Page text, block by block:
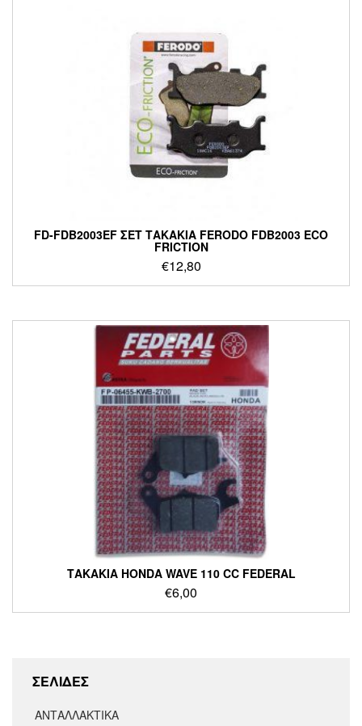
FD-FDB2003EF ΣΕΤ ΤΑΚΑΚΙΑ FERODO FDB2003 ECO
FRICTION
€12,80
ΤΑΚΑΚΙΑ HONDA WAVE 110 CC FEDERAL
€6,00
ΣΕΛΙΔΕΣ
ΑΝΤΑΛΛΑΚΤΙΚΑ